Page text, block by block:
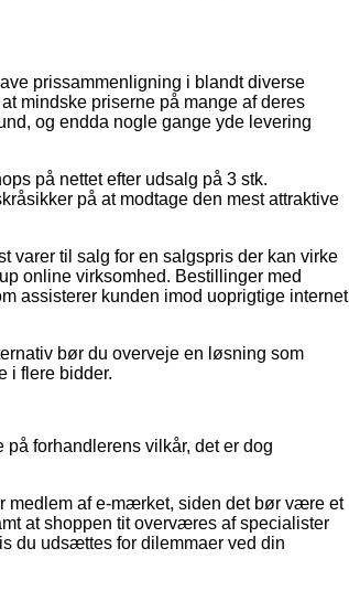
prissammenligning i blandt diverse
mindske priserne på mange af deres
og endda nogle gange yde levering
på nettet efter udsalg på 3 stk.
på at modtage den mest attraktive
varer til salg for en salgspris der kan virke
online virksomhed. Bestillinger med
assisterer kunden imod uoprigtige internet
bør du overveje en løsning som
i flere bidder.
forhandlerens vilkår, det er dog
medlem af e-mærket, siden det bør være et
at shoppen tit overværes af specialister
du udsættes for dilemmaer ved din